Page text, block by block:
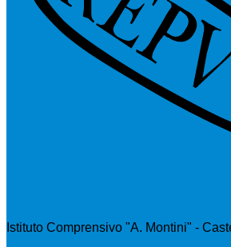
Istituto Comprensivo "A. Montini" -